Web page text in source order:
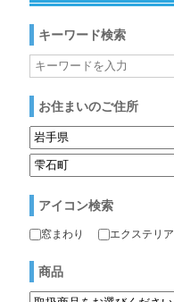
キーワード検索
お住まいのご住所
アイコン検索
窓まわり エクステリア
商品